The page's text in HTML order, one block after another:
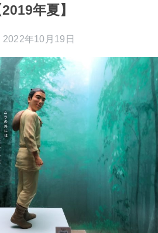
年夏】
2022年10月19日